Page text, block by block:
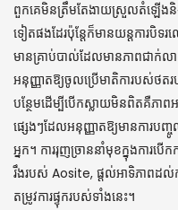
ពួកគេមិនត្រឹមតែងាយស្រួលតំឡើងនិង
ទៀតផងដែរប៉ុន្តែក៏មានយន្តការ
មានគ្រាប់បាល់ដែលមានភាពជា
អនុញ្ញាតឱ្យចូលប្រើមាតិការបស់ថ
បន្ថែមដើម្បីបើកស្លាយមិនពិតគឺភា
ផ្សេងៗដែលអនុញ្ញាតឱ្យមានការបញ្ចូ
អ្នក។ ការរុញច្រាននាំមុខក្នុងការប
រឹងរបស់ Aosite, ផ្តល់អាទិភាពដល់កា
តម្រូវការផ្ទុករបស់ទាំងនេះ។